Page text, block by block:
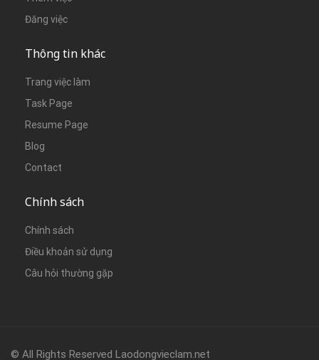
Đăng việc
Thông tin khác
Trang việc làm
Task Page
Resume Page
Blog
Contact
Chính sách
Chính sách
Điều khoản sử dụng
Câu hỏi thường gặp
© All Rights Reserved Laodongvieclam.net